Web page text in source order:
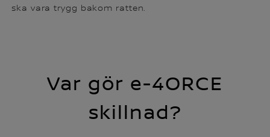
ska vara trygg bakom ratten.
Var gör e-4ORCE
skillnad?